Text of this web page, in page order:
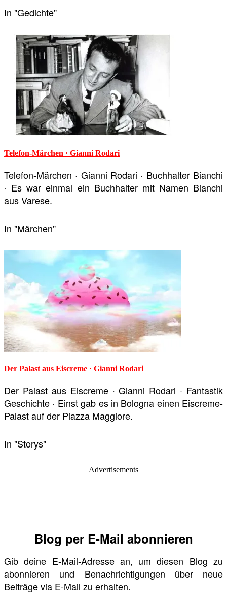
In "Gedichte"
Telefon-Märchen · Gianni Rodari
Telefon-Märchen · Gianni Rodari · Buchhalter Bianchi
· Es war einmal ein Buchhalter mit Namen Bianchi
aus Varese.
In "Märchen"
Der Palast aus Eiscreme · Gianni Rodari
Der Palast aus Eiscreme · Gianni Rodari · Fantastik
Geschichte · Einst gab es in Bologna einen Eiscreme-
Palast auf der Piazza Maggiore.
In "Storys"
Advertisements
Blog per E-Mail abonnieren
Gib deine E-Mail-Adresse an, um diesen Blog zu
abonnieren und Benachrichtigungen über neue
Beiträge via E-Mail zu erhalten.